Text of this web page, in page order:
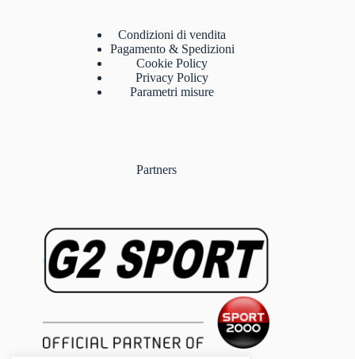
Condizioni di vendita
Pagamento & Spedizioni
Cookie Policy
Privacy Policy
Parametri misure
Partners